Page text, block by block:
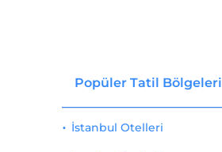
Popüler Tatil Bölgeleri
İstanbul Otelleri